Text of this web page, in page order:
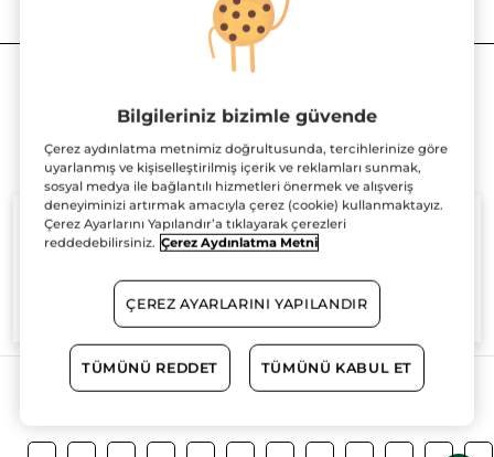
SIRALAMA
%100
aktifler
bitkisel
tarım sahası
Daha Fazlasını Keşfedin!
Bilgileriniz bizimle güvende
Çerez aydınlatma metnimiz doğrultusunda, tercihlerinize göre
uyarlanmış ve kişiselleştirilmiş içerik ve reklamları sunmak,
sosyal medya ile bağlantılı hizmetleri önermek ve alışveriş
deneyiminizi artırmak amacıyla çerez (cookie) kullanmaktayız.
Çerez Ayarlarını Yapılandır’a tıklayarak çerezleri
reddedebilirsiniz. Çerez Aydınlatma Metni
ÇEREZ AYARLARINI YAPILANDIR
TÜMÜNÜ REDDET TÜMÜNÜ KABUL ET